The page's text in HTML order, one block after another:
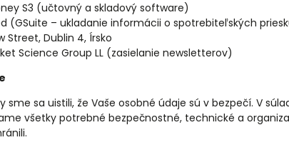
S3 (učtovný a skladový software)
(GSuite – ukladanie informácii o spotrebiteľských
Street, Dublin 4, Írsko
Science Group LL (zasielanie newsletterov)
sa uistili, že Vaše osobné údaje sú v bezpečí. V
všetky potrebné bezpečnostné, technické a